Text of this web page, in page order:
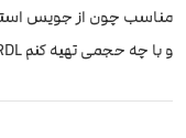
و با چه حجمی تهیه کنم RDLیا MTLودر چه حجم مرسی